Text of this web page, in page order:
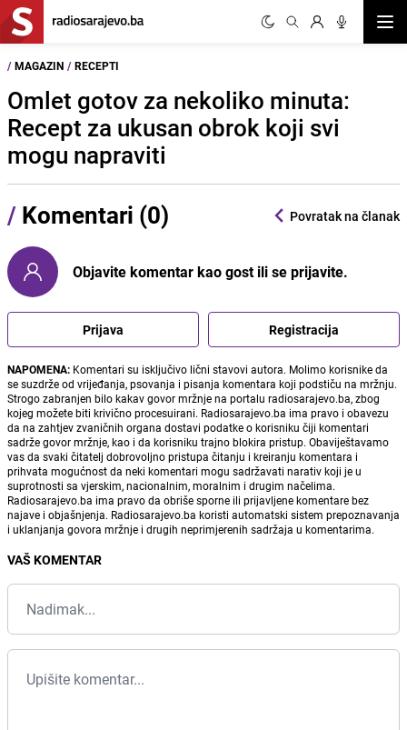
/ MAGAZIN / RECEPTI
Omlet gotov za nekoliko minuta:
Recept za ukusan obrok koji svi
mogu napraviti
/ Komentari (0) Povratak na članak
Objavite komentar kao gost ili se prijavite.
Prijava Registracija
NAPOMENA: Komentari su isključivo lični stavovi autora. Molimo korisnike da
se suzdrže od vrijeđanja, psovanja i pisanja komentara koji podstiču na mržnju.
Strogo zabranjen bilo kakav govor mržnje na portalu radiosarajevo.ba, zbog
kojeg možete biti krivično procesuirani. Radiosarajevo.ba ima pravo i obavezu
da na zahtjev zvaničnih organa dostavi podatke o korisniku čiji komentari
sadrže govor mržnje, kao i da korisniku trajno blokira pristup. Obaviještavamo
vas da svaki čitatelj dobrovoljno pristupa čitanju i kreiranju komentara i
prihvata mogućnost da neki komentari mogu sadržavati narativ koji je u
suprotnosti sa vjerskim, nacionalnim, moralnim i drugim načelima.
Radiosarajevo.ba ima pravo da obriše sporne ili prijavljene komentare bez
najave i objašnjenja. Radiosarajevo.ba koristi automatski sistem prepoznavanja
i uklanjanja govora mržnje i drugih neprimjerenih sadržaja u komentarima.
VAŠ KOMENTAR